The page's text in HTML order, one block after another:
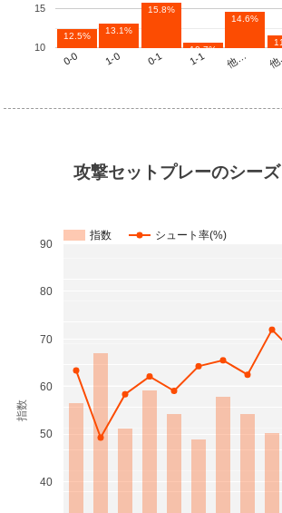
0-0 1-0 0-1 1-1 他…
10
15
12.5%
13.1%
15.8%
10.7%
14.6%
攻撃セットプレーのシー
指数 シュート率(%)
40
50
60
70
80
90
指数